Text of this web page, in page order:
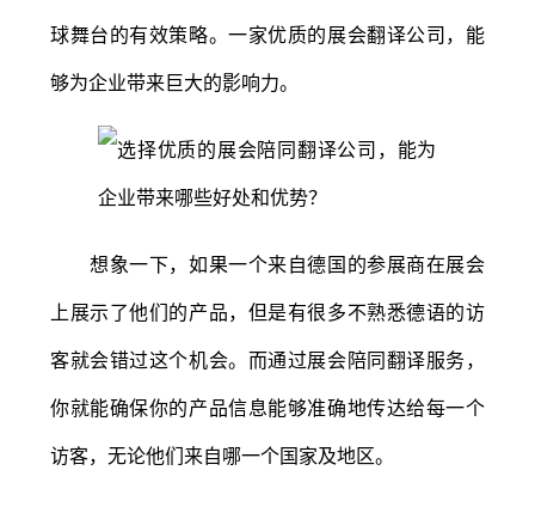
球舞台的有效策略。一家优质的展会翻译公司，能
够为企业带来巨大的影响力。
想象一下，如果一个来自德国的参展商在展会
上展示了他们的产品，但是有很多不熟悉德语的访
客就会错过这个机会。而通过展会陪同翻译服务，
你就能确保你的产品信息能够准确地传达给每一个
访客，无论他们来自哪一个国家及地区。